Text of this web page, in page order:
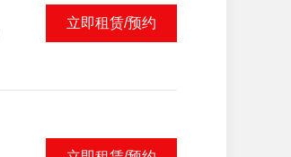
立即租赁/预约